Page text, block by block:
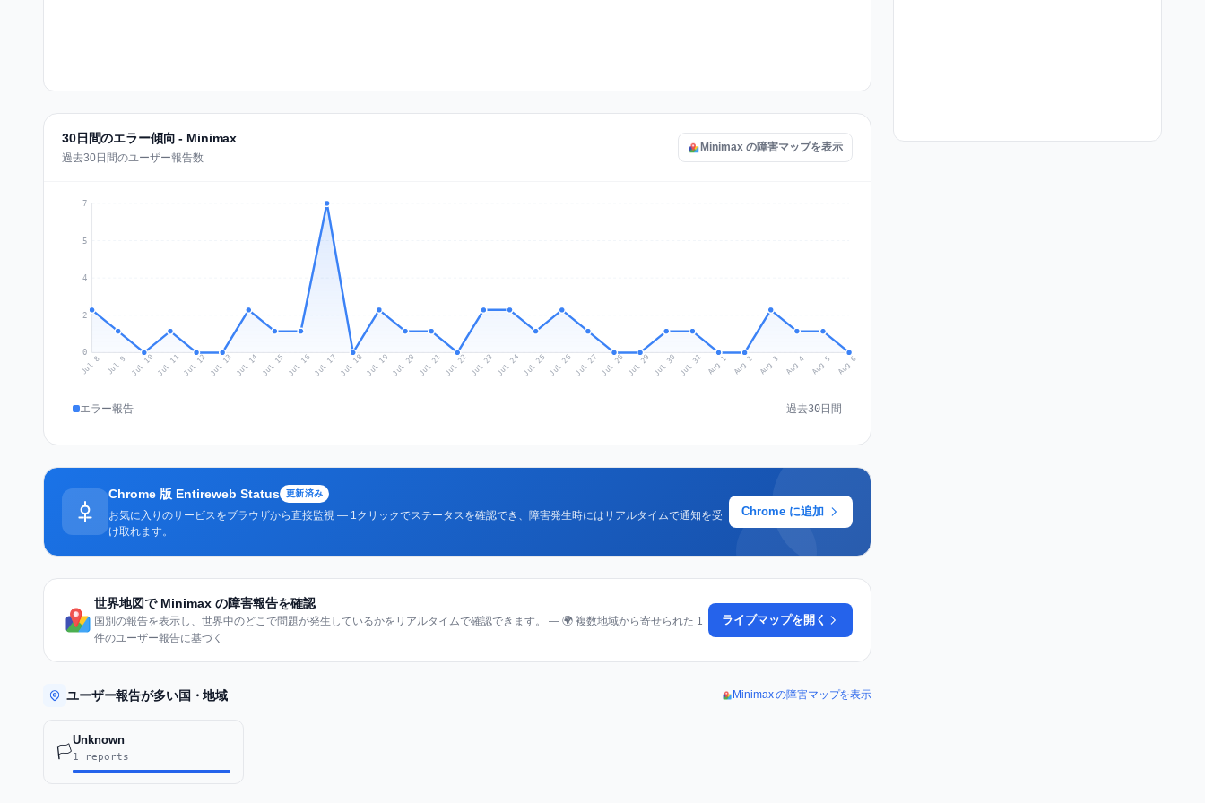
30日間のエラー傾向 - Minimax
過去30日間のユーザー報告数
Minimax の障害マップを表示
0
2
4
5
7
Jul 8 Jul 9 Jul 10 Jul 11Jul 12 Jul 13 Jul 14 Jul 15 Jul 16Jul 17 Jul 18Jul 19 Jul 20 Jul 21 Jul 22 Jul 23 Jul 24Jul 25 Jul 26Jul 27 Jul 28 Jul 29 Jul 30 Jul 31 Aug 1 Aug 2 Aug 3 Aug 4 Aug 5 Aug 6
エラー報告 過去30日間
Chrome 版 Entireweb Status 更新済み
お気に入りのサービスをブラウザから直接監視 — 1クリックでステータスを確認でき、障害発生時にはリアルタイムで通知を受
け取れます。
Chrome に追加
世界地図で Minimax の障害報告を確認
国別の報告を表示し、世界中のどこで問題が発生しているかをリアルタイムで確認できます。 — 🌍 複数地域から寄せられた 1
件のユーザー報告に基づく
ライブマップを開く
ユーザー報告が多い国・地域 Minimax の障害マップを表示
🏳️
Unknown
1 reports